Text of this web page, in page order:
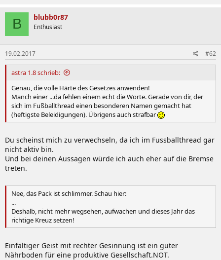
B blubb0r87
Enthusiast
19.02.2017 #62
astra 1.8 schrieb:
Genau, die volle Härte des Gesetzes anwenden!
Manch einer ...da fehlen einem echt die Worte. Gerade von dir, der
sich im Fußballthread einen besonderen Namen gemacht hat
(heftigste Beleidigungen). Übrigens auch strafbar
Du scheinst mich zu verwechseln, da ich im Fussballthread gar
nicht aktiv bin.
Und bei deinen Aussagen würde ich auch eher auf die Bremse
treten.
Nee, das Pack ist schlimmer. Schau hier:
...
Deshalb, nicht mehr wegsehen, aufwachen und dieses Jahr das
richtige Kreuz setzen!
Einfältiger Geist mit rechter Gesinnung ist ein guter
Nährboden für eine produktive Gesellschaft.NOT.